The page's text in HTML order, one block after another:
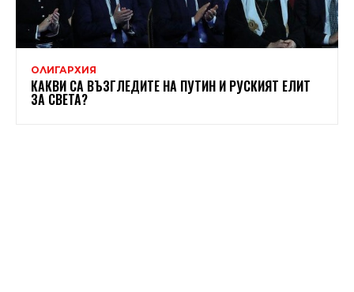
ОЛИГАРХИЯ
КАКВИ СА ВЪЗГЛЕДИТЕ НА ПУТИН И РУСКИЯТ ЕЛИТ
ЗА СВЕТА?